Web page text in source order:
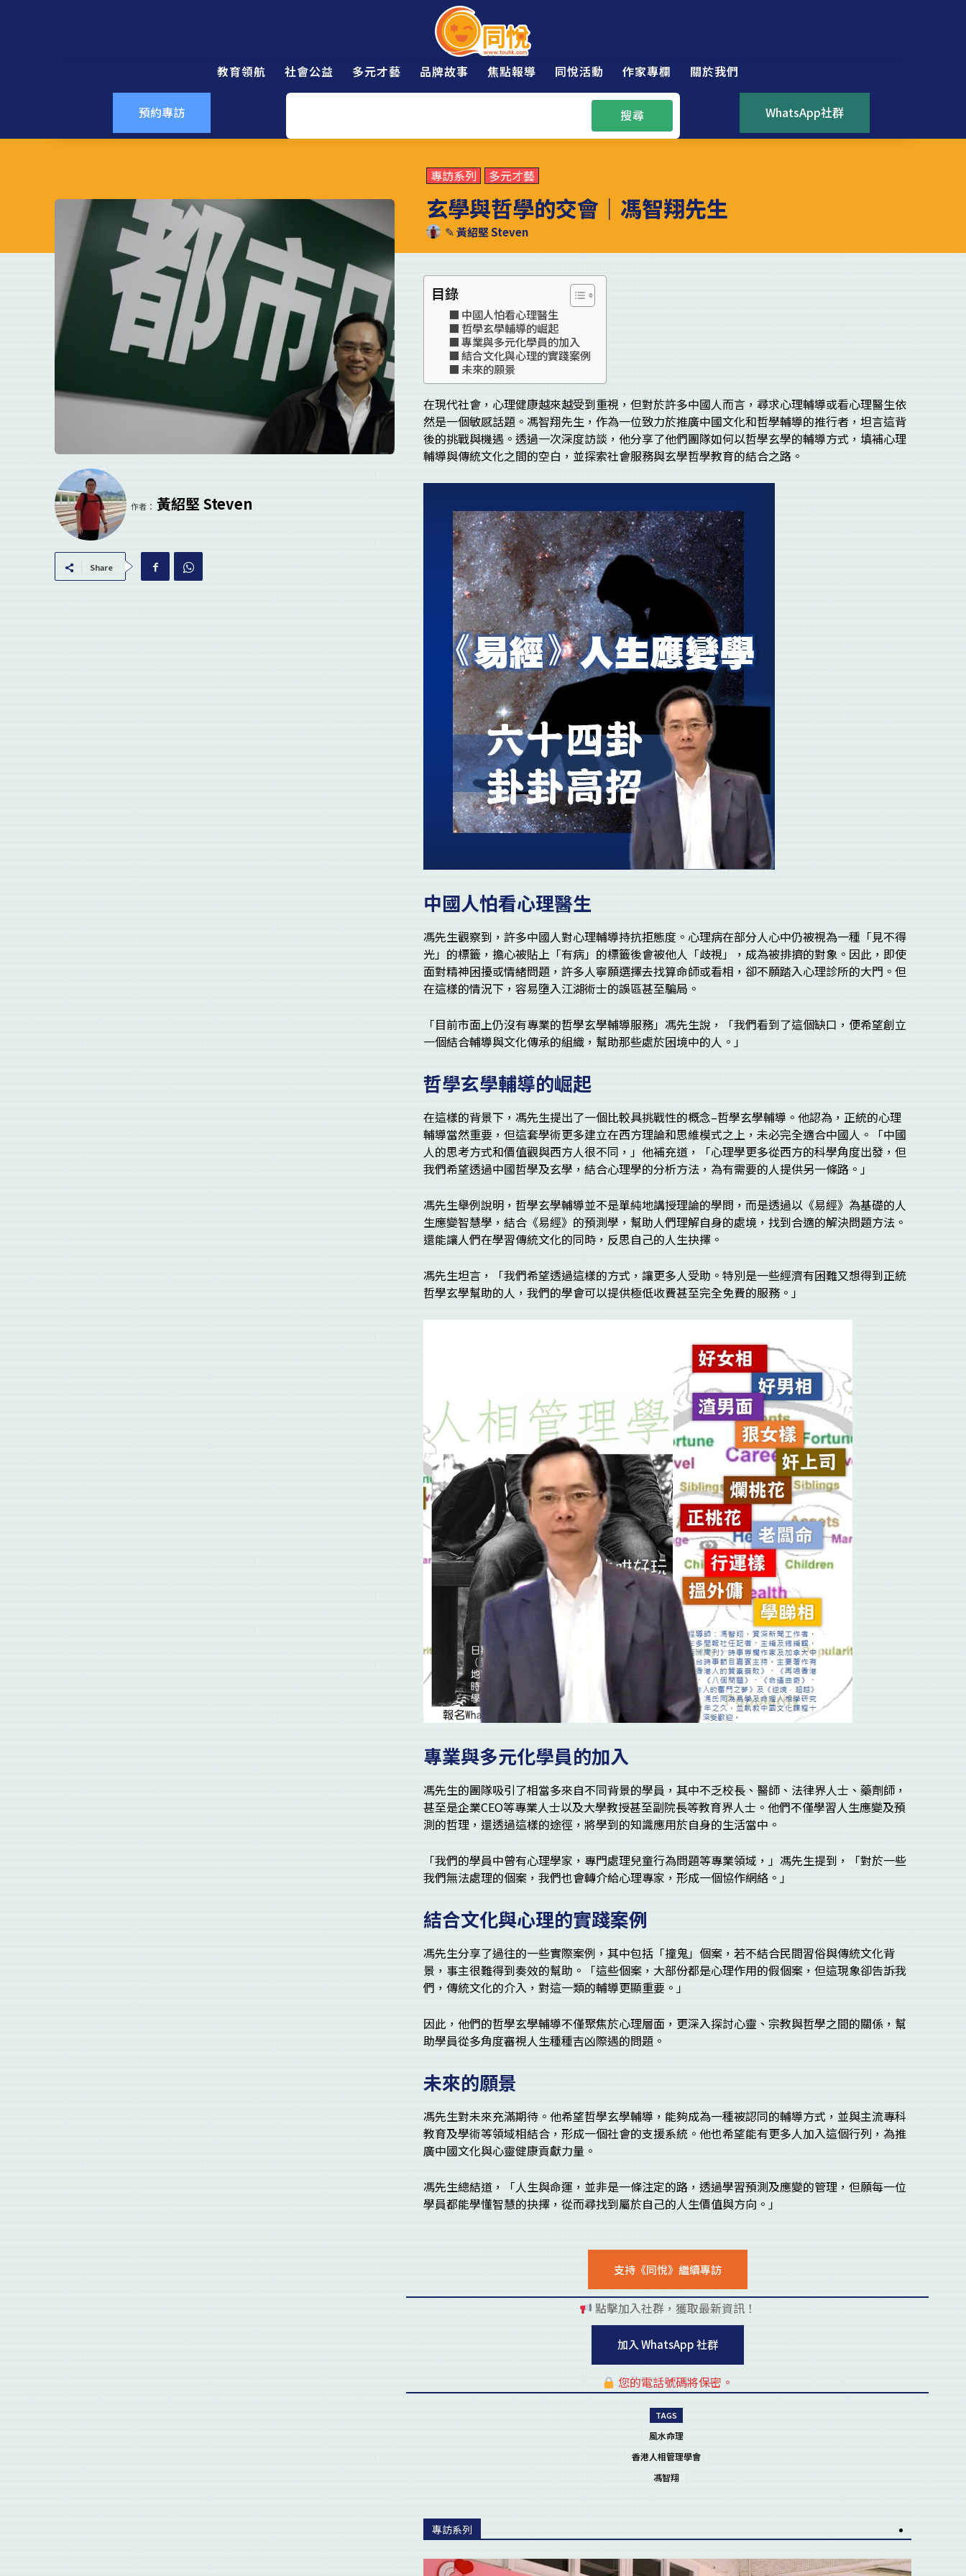
教育領航 社會公益 多元才藝 品牌故事 焦點報導 同悅活動 作家專欄 關於我們
預約專訪 搜尋 WhatsApp社群
專訪系列 多元才藝
玄學與哲學的交會｜馮智翔先生
✎黃紹堅 Steven
作者： 黃紹堅 Steven
Share
目錄
中國人怕看心理醫生
哲學玄學輔導的崛起
專業與多元化學員的加入
結合文化與心理的實踐案例
未來的願景
在現代社會，心理健康越來越受到重視，但對於許多中國人而言，尋求心理輔導或看心理醫生依
然是一個敏感話題。馮智翔先生，作為一位致力於推廣中國文化和哲學輔導的推行者，坦言這背
後的挑戰與機遇。透過一次深度訪談，他分享了他們團隊如何以哲學玄學的輔導方式，填補心理
輔導與傳統文化之間的空白，並探索社會服務與玄學哲學教育的結合之路。
中國人怕看心理醫生
馮先生觀察到，許多中國人對心理輔導持抗拒態度。心理病在部分人心中仍被視為一種「見不得
光」的標籤，擔心被貼上「有病」的標籤後會被他人「歧視」，成為被排擠的對象。因此，即使
面對精神困擾或情緒問題，許多人寧願選擇去找算命師或看相，卻不願踏入心理診所的大門。但
在這樣的情況下，容易墮入江湖術士的誤區甚至騙局。
「目前市面上仍沒有專業的哲學玄學輔導服務」馮先生說，「我們看到了這個缺口，便希望創立
一個結合輔導與文化傳承的組織，幫助那些處於困境中的人。」
哲學玄學輔導的崛起
在這樣的背景下，馮先生提出了一個比較具挑戰性的概念–哲學玄學輔導。他認為，正統的心理
輔導當然重要，但這套學術更多建立在西方理論和思維模式之上，未必完全適合中國人。「中國
人的思考方式和價值觀與西方人很不同，」他補充道，「心理學更多從西方的科學角度出發，但
我們希望透過中國哲學及玄學，結合心理學的分析方法，為有需要的人提供另一條路。」
馮先生舉例說明，哲學玄學輔導並不是單純地講授理論的學問，而是透過以《易經》為基礎的人
生應變智慧學，結合《易經》的預測學，幫助人們理解自身的處境，找到合適的解決問題方法。
還能讓人們在學習傳統文化的同時，反思自己的人生抉擇。
馮先生坦言，「我們希望透過這樣的方式，讓更多人受助。特別是一些經濟有困難又想得到正統
哲學玄學幫助的人，我們的學會可以提供極低收費甚至完全免費的服務。」
專業與多元化學員的加入
馮先生的團隊吸引了相當多來自不同背景的學員，其中不乏校長、醫師、法律界人士、藥劑師，
甚至是企業CEO等專業人士以及大學教授甚至副院長等教育界人士。他們不僅學習人生應變及預
測的哲理，還透過這樣的途徑，將學到的知識應用於自身的生活當中。
「我們的學員中曾有心理學家，專門處理兒童行為問題等專業領域，」馮先生提到，「對於一些
我們無法處理的個案，我們也會轉介給心理專家，形成一個協作網絡。」
結合文化與心理的實踐案例
馮先生分享了過往的一些實際案例，其中包括「撞鬼」個案，若不結合民間習俗與傳統文化背
景，事主很難得到奏效的幫助。「這些個案，大部份都是心理作用的假個案，但這現象卻告訴我
們，傳統文化的介入，對這一類的輔導更顯重要。」
因此，他們的哲學玄學輔導不僅聚焦於心理層面，更深入探討心靈、宗教與哲學之間的關係，幫
助學員從多角度審視人生種種吉凶際遇的問題。
未來的願景
馮先生對未來充滿期待。他希望哲學玄學輔導，能夠成為一種被認同的輔導方式，並與主流專科
教育及學術等領域相結合，形成一個社會的支援系統。他也希望能有更多人加入這個行列，為推
廣中國文化與心靈健康貢獻力量。
馮先生總結道，「人生與命運，並非是一條注定的路，透過學習預測及應變的管理，但願每一位
學員都能學懂智慧的抉擇，從而尋找到屬於自己的人生價值與方向。」
支持《同悅》繼續專訪
點擊加入社群，獲取最新資訊！
加入 WhatsApp 社群
您的電話號碼將保密。
TAGS
風水命理
香港人相管理學會
馮智翔
專訪系列